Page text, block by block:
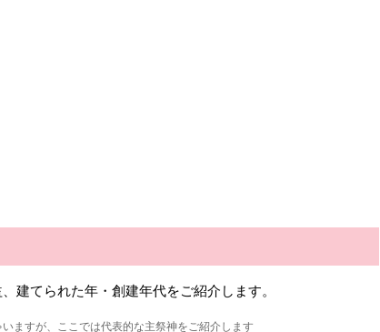
建てられた年・創建年代をご紹介します。
ますが、ここでは代表的な主祭神をご紹介します